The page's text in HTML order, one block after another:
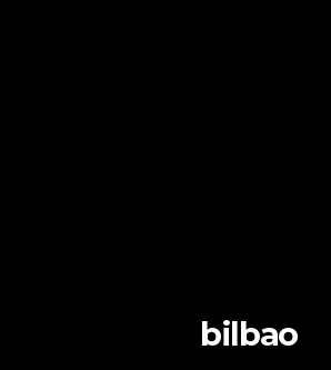
bilbao